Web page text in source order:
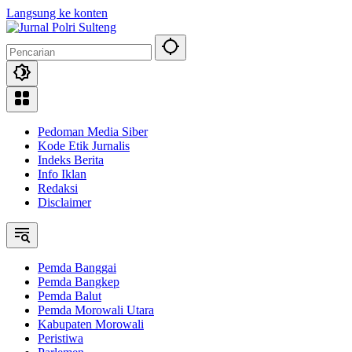
Langsung ke konten
Pedoman Media Siber
Kode Etik Jurnalis
Indeks Berita
Info Iklan
Redaksi
Disclaimer
Pemda Banggai
Pemda Bangkep
Pemda Balut
Pemda Morowali Utara
Kabupaten Morowali
Peristiwa